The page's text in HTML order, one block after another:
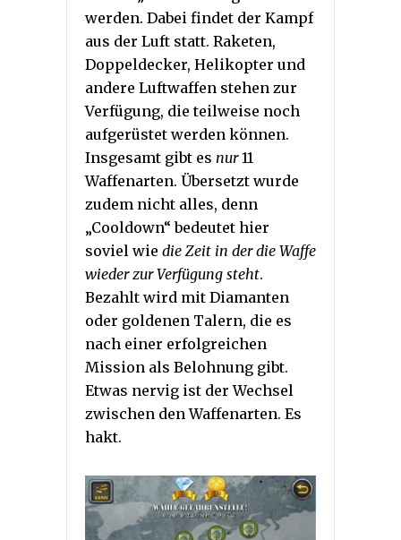
werden. Dabei findet der Kampf
aus der Luft statt. Raketen,
Doppeldecker, Helikopter und
andere Luftwaffen stehen zur
Verfügung, die teilweise noch
aufgerüstet werden können.
Insgesamt gibt es nur11
Waffenarten. Übersetzt wurde
zudem nicht alles, denn
„Cooldown“ bedeutet hier
soviel wie die Zeit in der die Waffe
wieder zur Verfügung steht.
Bezahlt wird mit Diamanten
oder goldenen Talern, die es
nach einer erfolgreichen
Mission als Belohnung gibt.
Etwas nervig ist der Wechsel
zwischen den Waffenarten. Es
hakt.